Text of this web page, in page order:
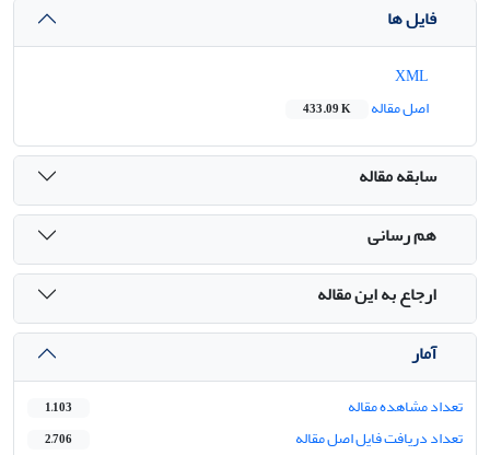
فایل ها
اصل مقاله
433.09 K
سابقه مقاله
هم رسانی
ارجاع به این مقاله
آمار
تعداد مشاهده مقاله 1,103
تعداد دریافت فایل اصل مقاله 2,706